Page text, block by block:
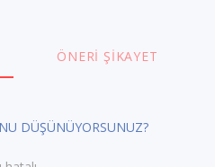
ÖNERI ŞIKAYET
DÜŞÜNÜYORSUNUZ?